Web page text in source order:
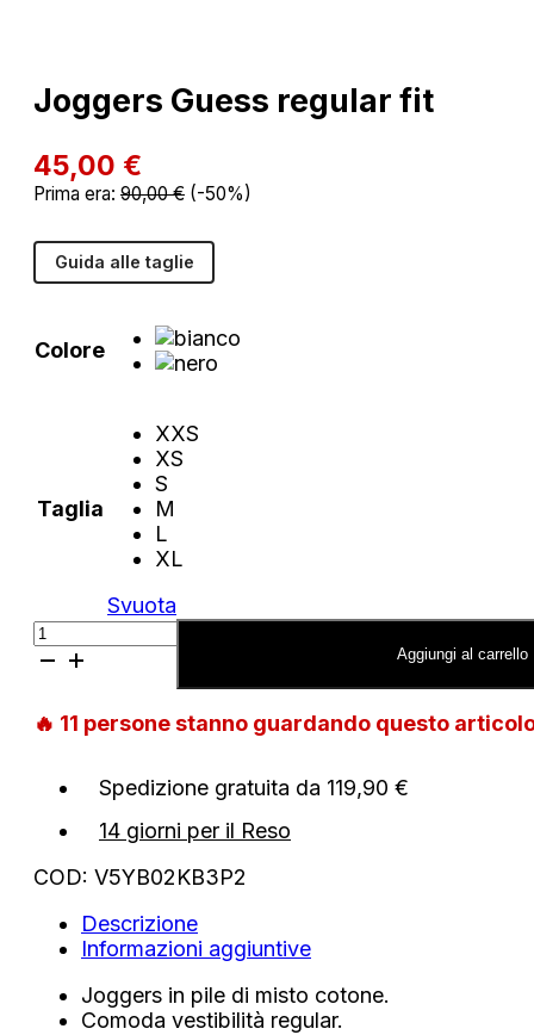
Joggers Guess regular fit
45,00 €
Prima era: 90,00€ (-50%)
Guida alle taglie
Colore
Taglia
XXS
XS
S
M
L
XL
Svuota
Joggers
Guess
quantità
Aggiungi al carrello
🔥 11 persone stanno guardando questo
Spedizione gratuita da 119,90 €
14 giorni per il Reso
COD: V5YB02KB3P2
Descrizione
Informazioni aggiuntive
Joggers in pile di misto cotone.
Comoda vestibilità regular.